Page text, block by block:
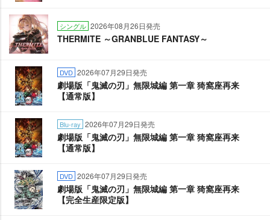
シングル 2026年08月26日発売
THERMITE ～GRANBLUE FANTASY～
DVD 2026年07月29日発売
劇場版「鬼滅の刃」無限城編 第一章 猗窩座再来
【通常版】
Blu-ray 2026年07月29日発売
劇場版「鬼滅の刃」無限城編 第一章 猗窩座再来
【通常版】
DVD 2026年07月29日発売
劇場版「鬼滅の刃」無限城編 第一章 猗窩座再来
【完全生産限定版】